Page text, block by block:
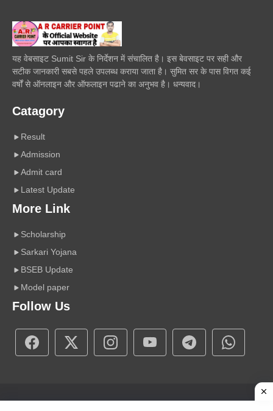
यह वेबसाइट Sumit Sir के निर्देशन में संचालित है। इस बेवसाइट पर सही और
सटीक जानकारी सबसे पहले उपलब्ध कराया जाता है। सुमित सर के पास विगत कई
वर्षों से ऑनलाइन और ऑफलाइन पढाने का अनुभव है। धन्यवाद।
Catagory
Result
Admission
Admit card
Latest Update
More Link
Scholarship
Sarkari Yojana
BSEB Update
Model paper
Follow Us